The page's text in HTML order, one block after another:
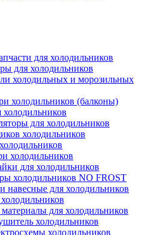
для холодильников
для холодильников
холодильных и морозильных
холодильников (балконы)
для холодильников
холодильников
холодильников
для холодильников
холодильников NO FROST
навесные для холодильников
для холодильников
холодильников
холодильников